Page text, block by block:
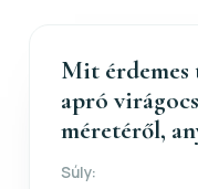
Mit érdemes
apró
méretéről,
Súly: